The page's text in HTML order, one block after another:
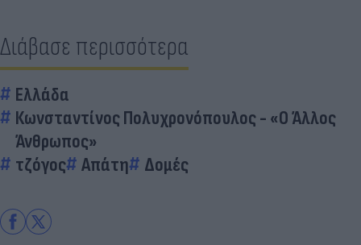
Διάβασε περισσότερα
Ελλάδα
Κωνσταντίνος Πολυχρονόπουλος - «Ο Άλλος
Άνθρωπος»
τζόγος
Απάτη Δομές